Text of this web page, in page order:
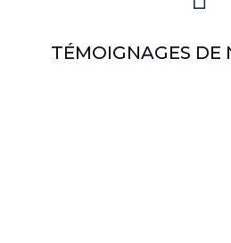
TÉMOIGNAGES DE